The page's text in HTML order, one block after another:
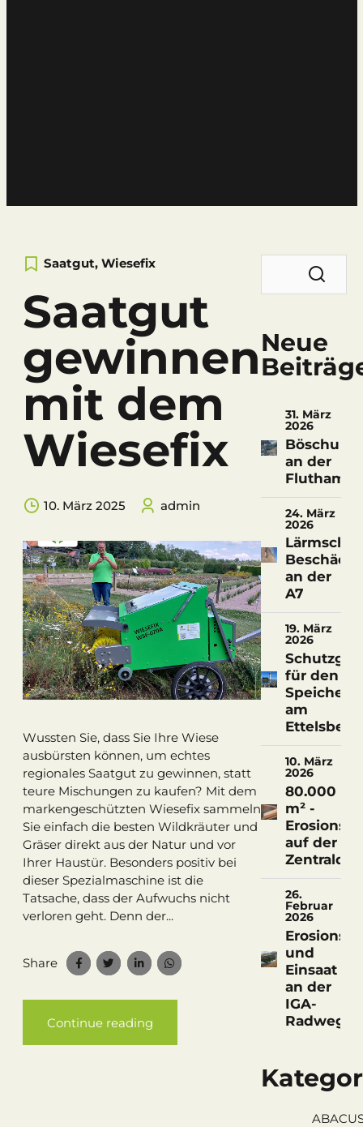
Saatgut, Wiesefix
Saatgut
gewinnen
mit dem
Wiesefix
10. März 2025 admin
Wussten Sie, dass Sie Ihre Wiese
ausbürsten können, um echtes
regionales Saatgut zu gewinnen, statt
teure Mischungen zu kaufen? Mit dem
markengeschützten Wiesefix sammeln
Sie einfach die besten Wildkräuter und
Gräser direkt aus der Natur und vor
Ihrer Haustür. Besonders positiv bei
dieser Spezialmaschine ist die
Tatsache, dass der Aufwuchs nicht
verloren geht. Denn der...
Share
Continue reading
Neue
31. März
2026
an der
Fluthamel
24. März
2026
an der
A7
19. März
2026
für den
am
Ettelsberg
10. März
2026
80.000
m² -
auf der
26.
Februar
2026
und
Einsaat
an der
IGA-